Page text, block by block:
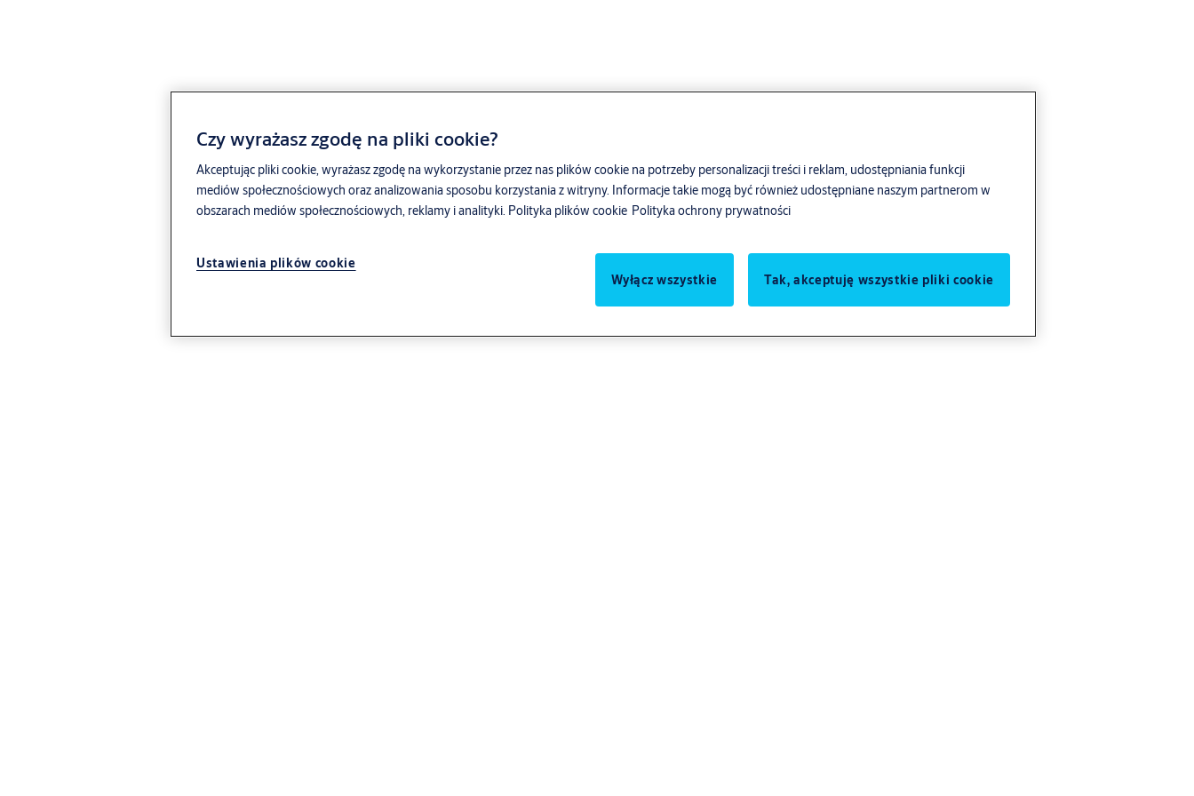
Czy wyrażasz zgodę na pliki cookie?
Akceptując pliki cookie, wyrażasz zgodę na wykorzystanie przez nas plików cookie na potrzeby personalizacji treści i reklam, udostępniania funkcji
mediów społecznościowych oraz analizowania sposobu korzystania z witryny. Informacje takie mogą być również udostępniane naszym partnerom w
obszarach mediów społecznościowych, reklamy i analityki. Polityka plików cookie Polityka ochrony prywatności
Ustawienia plików cookie
Wyłącz wszystkie
Tak, akceptuję wszystkie pliki cookie